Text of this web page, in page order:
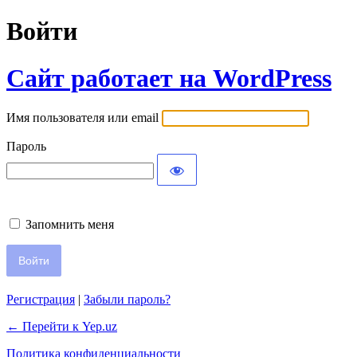
Войти
Сайт работает на WordPress
Имя пользователя или email
Пароль
Запомнить меня
Регистрация | Забыли пароль?
← Перейти к Yep.uz
Политика конфиденциальности